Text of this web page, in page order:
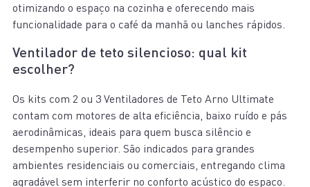
otimizando o espaço na cozinha e oferecendo mais
funcionalidade para o café da manhã ou lanches rápidos.
Ventilador de teto silencioso: qual kit
escolher?
Os kits com 2 ou 3 Ventiladores de Teto Arno Ultimate
contam com motores de alta eficiência, baixo ruído e pás
aerodinâmicas, ideais para quem busca silêncio e
desempenho superior. São indicados para grandes
ambientes residenciais ou comerciais, entregando clima
agradável sem interferir no conforto acústico do espaço.